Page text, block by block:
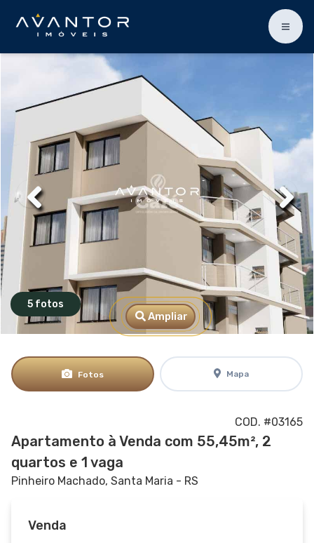
5 fotos
Ampliar
Fotos Mapa
COD. #03165
Apartamento à Venda com 55,45m², 2
quartos e 1 vaga
Pinheiro Machado, Santa Maria - RS
Venda